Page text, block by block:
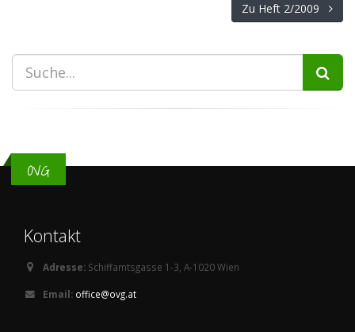
Zu Heft 2/2009
OVG
Kontakt
Adresse: Schiffamtsgasse 1-3, A-1020 Wien
Email: office@ovg.at